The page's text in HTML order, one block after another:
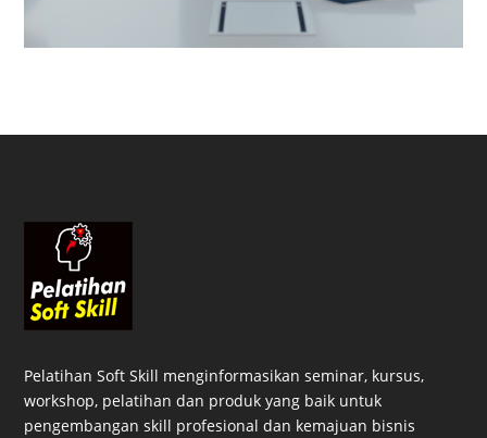
Pelatihan Soft Skill menginformasikan seminar, kursus,
workshop, pelatihan dan produk yang baik untuk
pengembangan skill profesional dan kemajuan bisnis